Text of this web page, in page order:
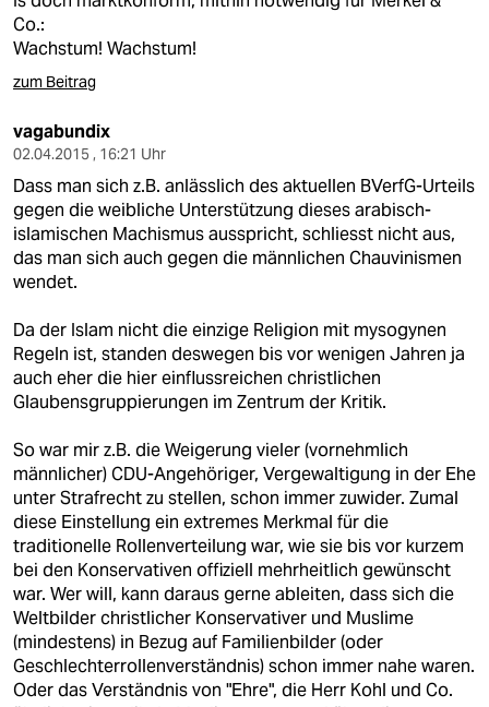
Co.:
Wachstum! Wachstum!
zum Beitrag
vagabundix
02.04.2015 , 16:21 Uhr
Dass man sich z.B. anlässlich des aktuellen BVerfG-Urteils
gegen die weibliche Unterstützung dieses arabisch-
islamischen Machismus ausspricht, schliesst nicht aus,
das man sich auch gegen die männlichen Chauvinismen
wendet.
Da der Islam nicht die einzige Religion mit mysogynen
Regeln ist, standen deswegen bis vor wenigen Jahren ja
auch eher die hier einflussreichen christlichen
Glaubensgruppierungen im Zentrum der Kritik.
So war mir z.B. die Weigerung vieler (vornehmlich
männlicher) CDU-Angehöriger, Vergewaltigung in der Ehe
unter Strafrecht zu stellen, schon immer zuwider. Zumal
diese Einstellung ein extremes Merkmal für die
traditionelle Rollenverteilung war, wie sie bis vor kurzem
bei den Konservativen offiziell mehrheitlich gewünscht
war. Wer will, kann daraus gerne ableiten, dass sich die
Weltbilder christlicher Konservativer und Muslime
(mindestens) in Bezug auf Familienbilder (oder
Geschlechterrollenverständnis) schon immer nahe waren.
Oder das Verständnis von "Ehre", die Herr Kohl und Co.